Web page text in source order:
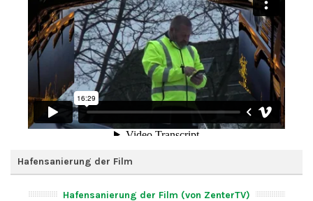
Hafensanierung der Film
Hafensanierung der Film (von ZenterTV)